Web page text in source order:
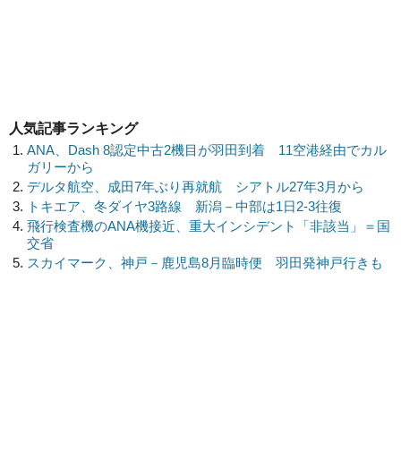
人気記事ランキング
ANA、Dash 8認定中古2機目が羽田到着 11空港経由でカル
ガリーから
デルタ航空、成田7年ぶり再就航 シアトル27年3月から
トキエア、冬ダイヤ3路線 新潟－中部は1日2-3往復
飛行検査機のANA機接近、重大インシデント「非該当」＝国
交省
スカイマーク、神戸－鹿児島8月臨時便 羽田発神戸行きも